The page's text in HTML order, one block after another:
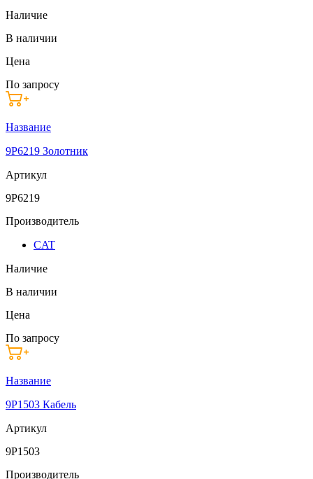
Наличие
В наличии
Цена
По запросу
Название
9P6219 Золотник
Артикул
9P6219
Производитель
CAT
Наличие
В наличии
Цена
По запросу
Название
9P1503 Кабель
Артикул
9P1503
Производитель